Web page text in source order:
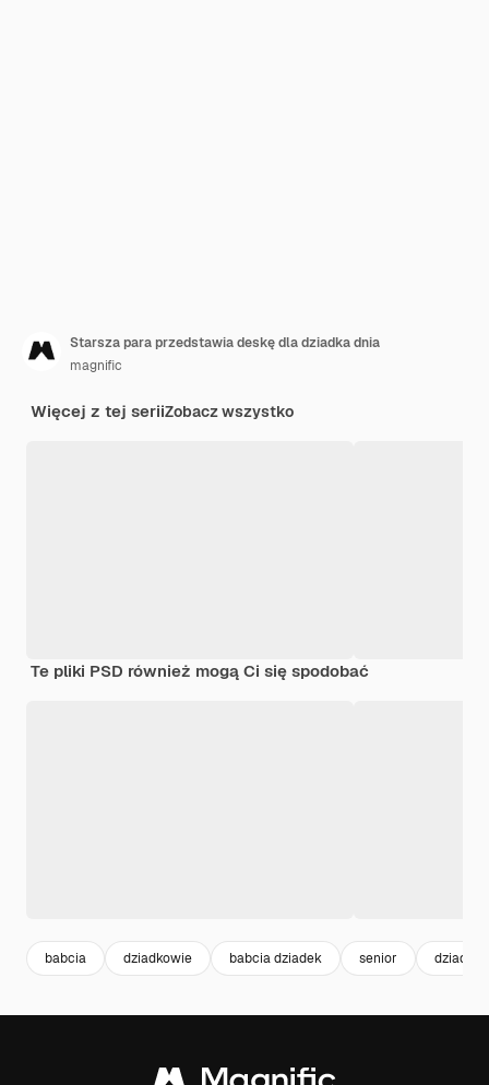
Starsza para przedstawia deskę dla dziadka dnia
magnific
Więcej z tej seriiZobacz wszystko
Te pliki PSD również mogą Ci się spodobać
babcia dziadkowie babcia dziadek senior dziadek